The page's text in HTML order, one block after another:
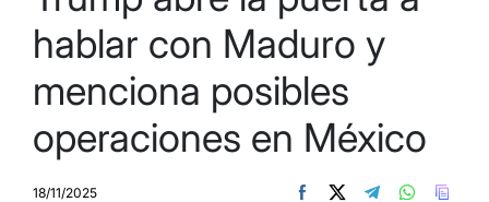
hablar con Maduro y
menciona posibles
operaciones en México
18/11/2025